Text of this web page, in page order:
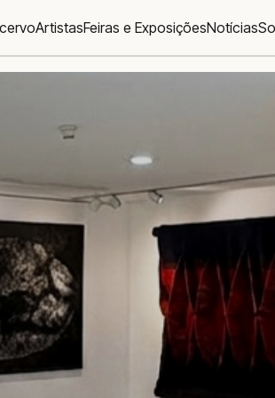
ArtistasFeiras e ExposiçõesNotícias